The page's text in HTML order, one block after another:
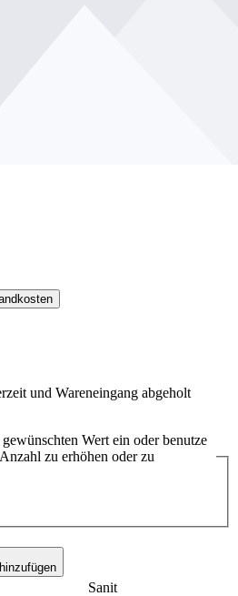
und Wareneingang abgeholt
Wert ein oder benutze
zu erhöhen oder zu
Sanit